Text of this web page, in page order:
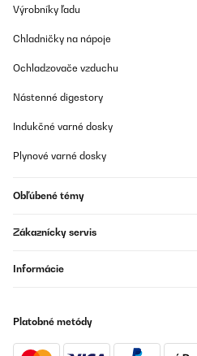
Lange haben wir nach einem
Schutz gegen die Sonnen für
oder sitzen, durch die Rollen
Výrobníky ľadu
Chladničky na nápoje
Ochladzovače vzduchu
Nástenné digestory
Indukčné varné dosky
Plynové varné dosky
Obľúbené témy
Zákaznícky servis
Informácie
Platobné metódy